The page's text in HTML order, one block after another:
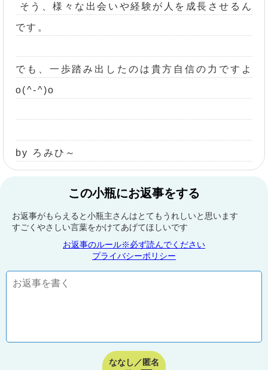
そう、様々な出会いや経験が人を成長させるん
です。
でも、一歩踏み出したのは貴方自信の力ですよ
o(^-^)o
by ろみひ～
この小瓶にお返事をする
お返事がもらえると小瓶主さんはとてもうれしいと思います
すごくやさしい言葉をかけてあげてほしいです
お返事のルール※必ず読んでください
プライバシーポリシー
ななし／匿名